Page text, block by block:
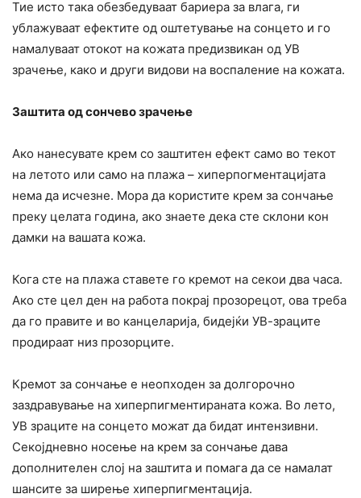
Тие исто така обезбедуваат бариера за влага, ги
ублажуваат ефектите од оштетување на сонцето и го
намалуваат отокот на кожата предизвикан од УВ
зрачење, како и други видови на воспаление на кожата.
Заштита од сончево зрачење
Ако нанесувате крем со заштитен ефект само во текот
на летото или само на плажа – хиперпогментацијата
нема да исчезне. Мора да користите крем за сончање
преку целата година, ако знаете дека сте склони кон
дамки на вашата кожа.
Кога сте на плажа ставете го кремот на секои два часа.
Ако сте цел ден на работа покрај прозорецот, ова треба
да го правите и во канцеларија, бидејќи УВ-зраците
продираат низ прозорците.
Кремот за сончање е неопходен за долгорочно
заздравување на хиперпигментираната кожа. Во лето,
УВ зраците на сонцето можат да бидат интензивни.
Секојдневно носење на крем за сончање дава
дополнителен слој на заштита и помага да се намалат
шансите за ширење хиперпигментација.